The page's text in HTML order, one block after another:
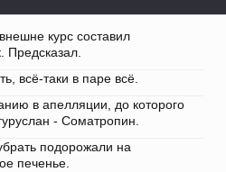
курс составил
Предсказал.
всё-таки в паре всё.
в апелляции, до которого
- Cоматропин.
подорожали на
печенье.